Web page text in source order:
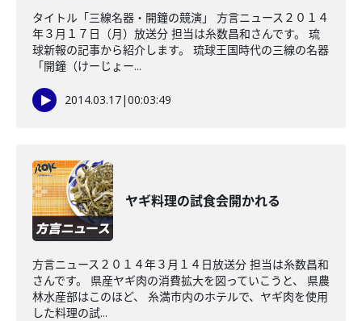
タイトル「三線名器・開鐘の競演」 方言ニュース２０１４
年３月１７日（月）放送分 担当は糸数昌和さんです。 琉
球新報の記事から紹介します。 琉球王国時代の三線の名器
「開鐘（けーじょー...
2014.03.17|00:03:49
ヤギ料理の試食会開かれる
方言ニュース２０１４年３月１４日放送分 担当は糸数昌和
さんです。 県産ヤギ肉の消費拡大を図っていこうと、 県農
林水産部はこのほど、 糸満市内のホテルで、ヤギ肉を使用
した料理の試...